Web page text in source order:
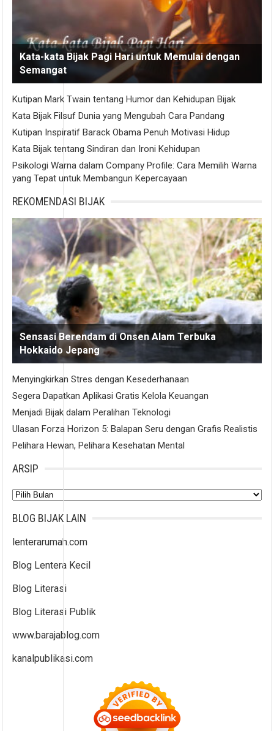
Kata-kata Bijak Pagi Hari untuk Memulai dengan
Semangat
Kutipan Mark Twain tentang Humor dan Kehidupan Bijak
Kata Bijak Filsuf Dunia yang Mengubah Cara Pandang
Kutipan Inspiratif Barack Obama Penuh Motivasi Hidup
Kata Bijak tentang Sindiran dan Ironi Kehidupan
Psikologi Warna dalam Company Profile: Cara Memilih Warna
yang Tepat untuk Membangun Kepercayaan
REKOMENDASI BIJAK
Sensasi Berendam di Onsen Alam Terbuka
Hokkaido Jepang
Menyingkirkan Stres dengan Kesederhanaan
Segera Dapatkan Aplikasi Gratis Kelola Keuangan
Menjadi Bijak dalam Peralihan Teknologi
Ulasan Forza Horizon 5: Balapan Seru dengan Grafis Realistis
Pelihara Hewan, Pelihara Kesehatan Mental
ARSIP
Arsip
BLOG BIJAK LAIN
lenterarumah.com
Blog Lentera Kecil
Blog Literasi
Blog Literasi Publik
www.barajablog.com
kanalpublikasi.com